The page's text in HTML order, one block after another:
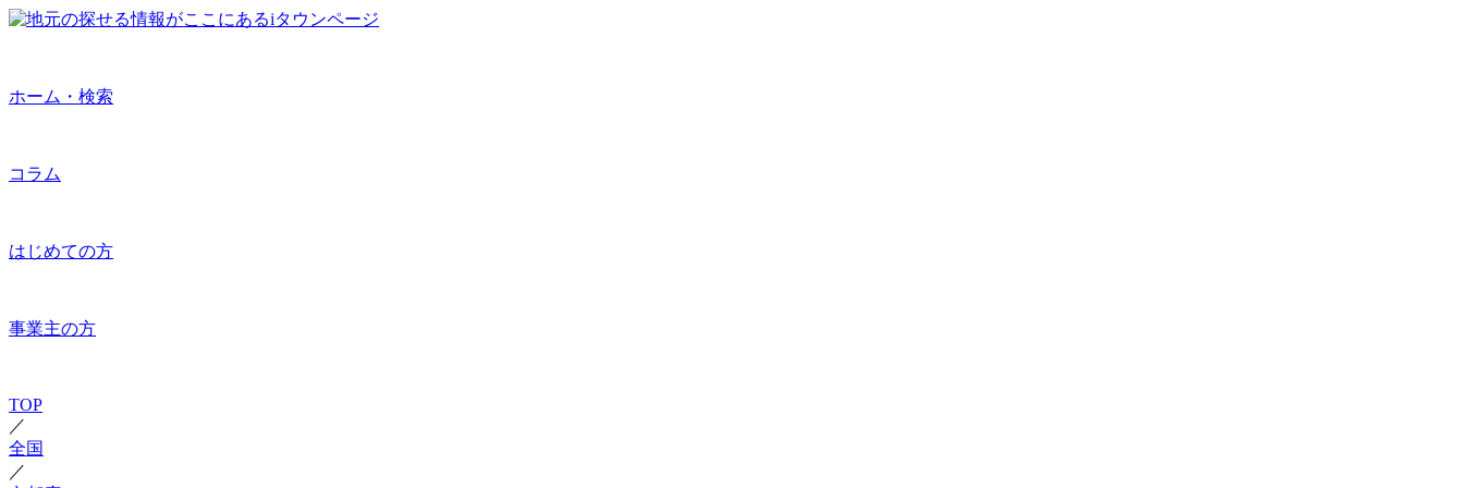
ホーム・検索
コラム
はじめての方
事業主の方
TOP
／
全国
／